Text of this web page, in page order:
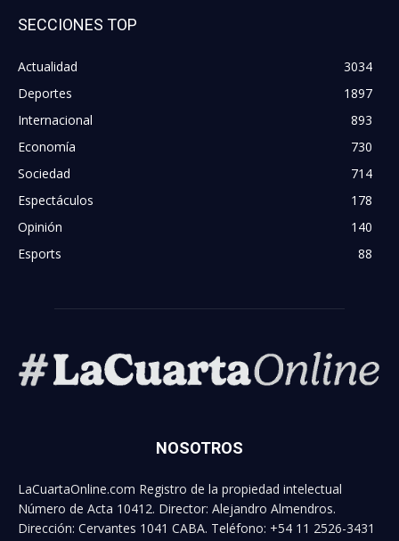
SECCIONES TOP
Actualidad
3034
Deportes
1897
Internacional
893
Economía
730
Sociedad
714
Espectáculos
178
Opinión
140
Esports
88
NOSOTROS
LaCuartaOnline.com Registro de la propiedad intelectual
Número de Acta 10412. Director: Alejandro Almendros.
Dirección: Cervantes 1041 CABA. Teléfono: +54 11 2526-3431